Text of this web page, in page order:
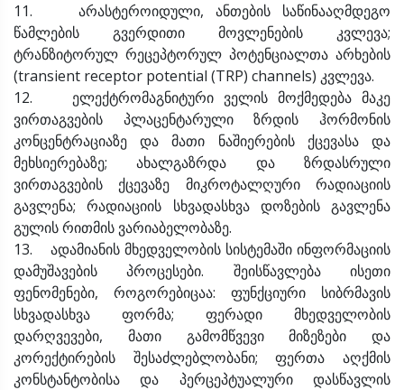
11. არასტეროიდული, ანთების საწინააღმდეგო
წამლების გვერდითი მოვლენების კვლევა;
ტრანზიტორულ რეცეპტორულ პოტენციალთა არხების
(transient receptor potential (TRP) channels) კვლევა.
12. ელექტრომაგნიტური ველის მოქმედება მაკე
ვირთაგვების პლაცენტარული ზრდის ჰორმონის
კონცენტრაციაზე და მათი ნაშიერების ქცევასა და
მეხსიერებაზე; ახალგაზრდა და ზრდასრული
ვირთაგვების ქცევაზე მიკროტალღური რადიაციის
გავლენა; რადიაციის სხვადასხვა დოზების გავლენა
გულის რითმის ვარიაბელობაზე.
13. ადამიანის მხედველობის სისტემაში ინფორმაციის
დამუშავების პროცესები. შეისწავლება ისეთი
ფენომენები, როგორებიცაა: ფუნქციური სიბრმავის
სხვადასხვა ფორმა; ფერადი მხედველობის
დარღვევები, მათი გამომწვევი მიზეზები და
კორექტირების შესაძლებლობანი; ფერთა აღქმის
კონსტანტობისა და პერცეპტუალური დასწავლის